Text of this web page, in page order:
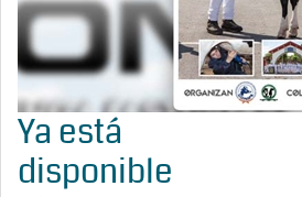
Ya está
disponible